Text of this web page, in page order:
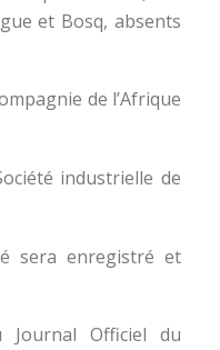
et Bosq, absents
de l’Afrique
industrielle de
sera enregistré et
Officiel du